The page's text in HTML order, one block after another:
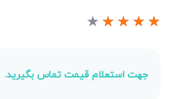
★
★
★
★
★
جهت استعلام قیمت تماس بگیرید.